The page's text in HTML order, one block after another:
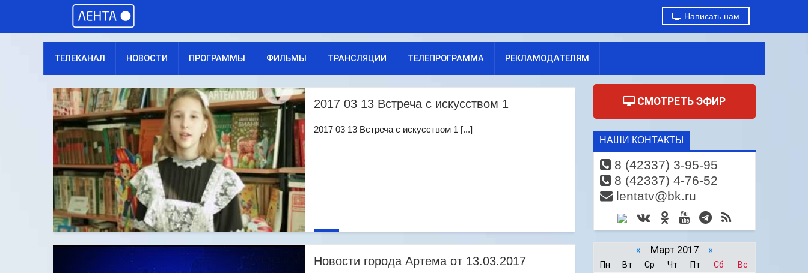
Написать нам
ТЕЛЕКАНАЛ НОВОСТИ ПРОГРАММЫ ФИЛЬМЫ ТРАНСЛЯЦИИ ТЕЛЕПРОГРАММА РЕКЛАМОДАТЕЛЯМ
2017 03 13 Встреча с искусством 1
2017 03 13 Встреча с искусством 1 [...]
Новости города Артема от 13.03.2017
СМОТРЕТЬ ЭФИР
НАШИ КОНТАКТЫ
8 (42337) 3-95-95
8 (42337) 4-76-52
lentatv@bk.ru
« Март 2017 »
Пн Вт Ср Чт Пт Сб
Вс